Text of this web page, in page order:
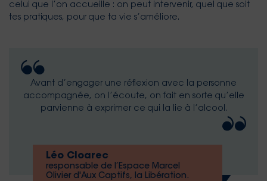
celui que l’on accueille : on peut intervenir, quel que soit
tes pratiques, pour que ta vie s’améliore.
Avant d’engager une réflexion avec la personne
accompagnée, on l’écoute, on fait en sorte qu’elle
parvienne à exprimer ce qui la lie à l’alcool.
Léo Cloarec
responsable de l’Espace Marcel
Olivier d'Aux Captifs, la Libération.